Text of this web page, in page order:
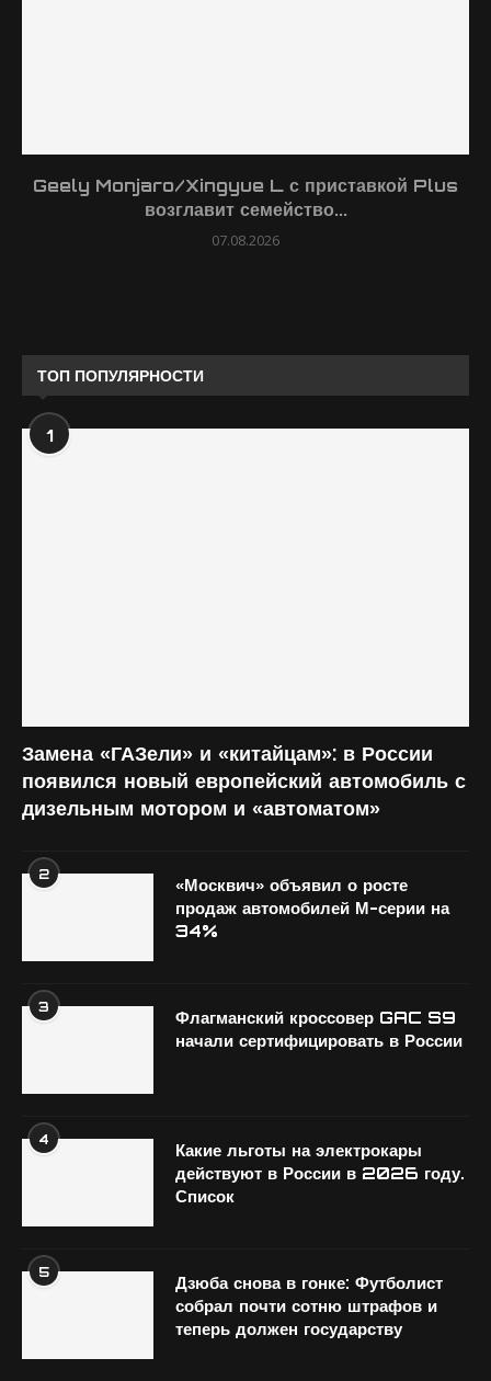
Geely Monjaro/Xingyue L с приставкой Plus
возглавит семейство...
07.08.2026
ТОП ПОПУЛЯРНОСТИ
1
Замена «ГАЗели» и «китайцам»: в России
появился новый европейский автомобиль с
дизельным мотором и «автоматом»
2
«Москвич» объявил о росте
продаж автомобилей М-серии на
34%
3
Флагманский кроссовер GAC S9
начали сертифицировать в России
4
Какие льготы на электрокары
действуют в России в 2026 году.
Список
5
Дзюба снова в гонке: Футболист
собрал почти сотню штрафов и
теперь должен государству